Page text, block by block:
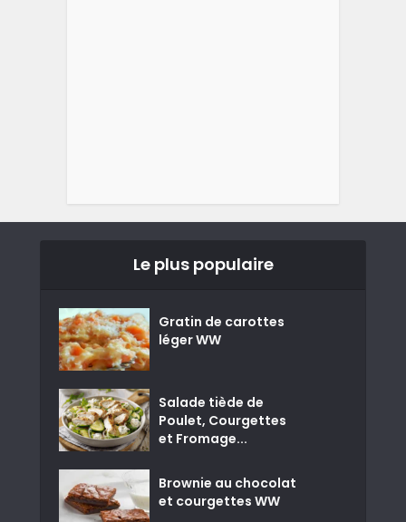
Le plus populaire
Gratin de carottes
léger WW
Salade tiède de
Poulet, Courgettes
et Fromage...
Brownie au chocolat
et courgettes WW